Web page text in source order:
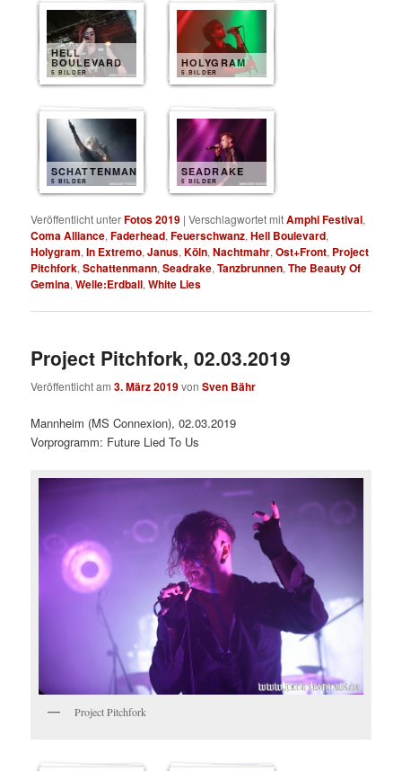
HELL
BOULEVARD
5 BILDER
HOLYGRAM
5 BILDER
SCHATTENMANN
5 BILDER
SEADRAKE
5 BILDER
Veröffentlicht unterFotos 2019 |Verschlagwortet mitAmphi Festival,
Coma Alliance,Faderhead,Feuerschwanz,Hell Boulevard,
Holygram,In Extremo,Janus,Köln,Nachtmahr,Ost+Front, Project
Pitchfork,Schattenmann,Seadrake,Tanzbrunnen,The Beauty Of
Gemina,Welle:Erdball,White Lies
Project Pitchfork, 02.03.2019
Veröffentlicht am3. März 2019vonSven Bähr
Mannheim (MS Connexion), 02.03.2019
Vorprogramm: Future Lied To Us
Project Pitchfork